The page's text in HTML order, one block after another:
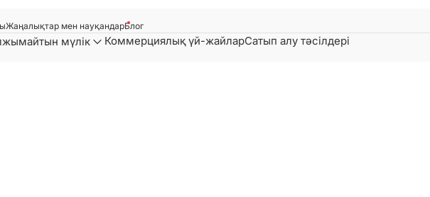
Жаңалықтар мен науқандарБлог
мүлік Коммерциялық үй-жайларСатып алу тәсілдері